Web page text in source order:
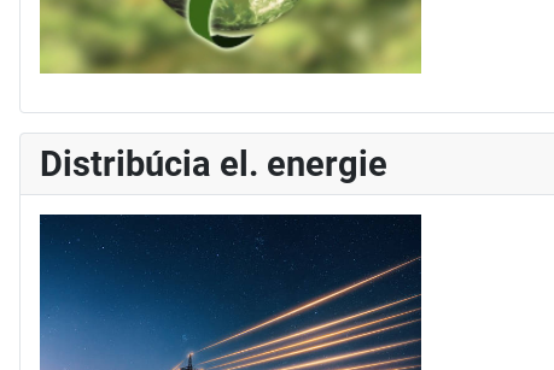
Distribúcia el. energie